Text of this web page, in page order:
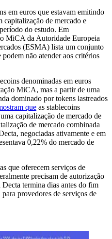
em euros que estavam emitindo
capitalização de mercado e
do estudo. Em
MiCA da Autoridade Europeia
(ESMA) lista um conjunto
não atender aos critérios
denominadas em euros
MiCA, mas a partir de uma
dominado por tokens lastreados
que as stablecoins
capitalização de mercado de
de mercado combinada
negociadas ativamente e em
0,22% do mercado de
que oferecem serviços de
precisam de autorização
termina dias antes do fim
provedores de serviços de